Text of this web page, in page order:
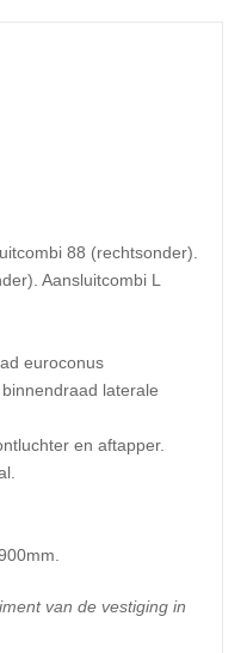
88 (rechtsonder).
Aansluitcombi L
euroconus
laterale
en aftapper.
van de vestiging in